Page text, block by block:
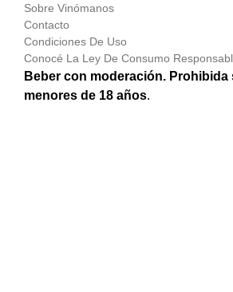
Sobre Vinómanos
Contacto
Condiciones De Uso
Conocé La Ley De Consumo
Beber con moderación. Prohibida
menores de 18 años.